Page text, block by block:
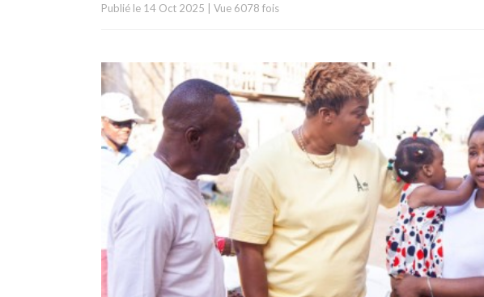
Publié le 14 Oct 2025 Vue 6078 fois